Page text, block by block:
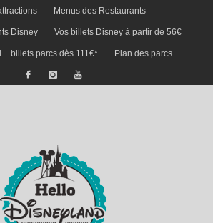
Menus des Restaurants
Disney Vos billets Disney à partir de 56€
+ billets parcs dès 111€* Plan des parcs